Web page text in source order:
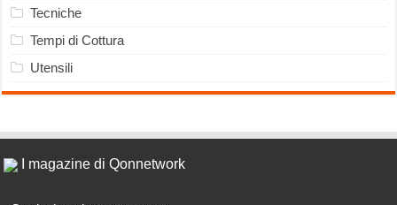
Tecniche
Tempi di Cottura
Utensili
I magazine di Qonnetwork